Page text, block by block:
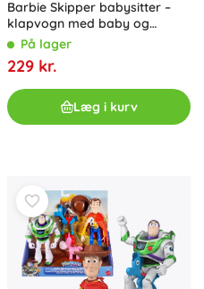
Barbie Skipper babysitter –
klapvogn med baby og
tilbehør
På lager
229 kr.
Læg i kurv